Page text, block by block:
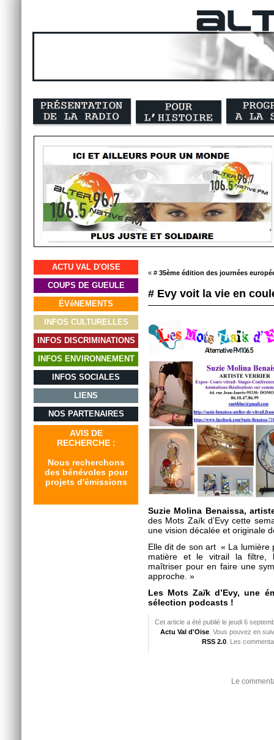
ACTU VAL D'OISE
COUPS DE GUEULE
ÉVéNEMENTS
INFOS CULTURELLES
INFOS DISCRIMINATIONS
INFOS ENVIRONNEMENT
INFOS SOCIALES
LIENS
NOS PARTENAIRES
AVIS DE
RECHERCHE :
Nous recherchons
des bénévoles pour
projets d'émissions
« # 35ème édition des journées
# Evy voit la vie en
Suzie Molina Benaissa,
des Mots Zaïk d’Evy cette
une vision décalée et originale
Elle dit de son art « La lumière
matière et le vitrail la
maîtriser pour en faire une
approche. »
Les Mots Zaïk d’Evy, une
sélection podcasts !
Cet article a été publié le jeudi 6
Actu Val d'Oise . Vous pouvez en
RSS 2.0. Les
Le